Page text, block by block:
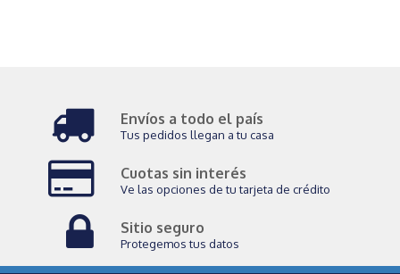
Envíos a todo el país
Tus pedidos llegan a tu casa
Cuotas sin interés
Ve las opciones de tu tarjeta de crédito
Sitio seguro
Protegemos tus datos